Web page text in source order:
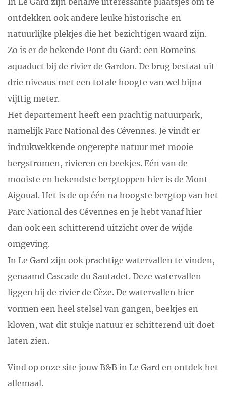
ontdekken ook andere leuke historische en
natuurlijke plekjes die het bezichtigen waard zijn.
Zo is er de bekende Pont du Gard: een Romeins
aquaduct bij de rivier de Gardon. De brug bestaat uit
drie niveaus met een totale hoogte van wel bijna
vijftig meter.
Het departement heeft een prachtig natuurpark,
namelijk Parc National des Cévennes. Je vindt er
indrukwekkende ongerepte natuur met mooie
bergstromen, rivieren en beekjes. Eén van de
mooiste en bekendste bergtoppen hier is de Mont
Aigoual. Het is de op één na hoogste bergtop van het
Parc National des Cévennes en je hebt vanaf hier
dan ook een schitterend uitzicht over de wijde
omgeving.
In Le Gard zijn ook prachtige watervallen te vinden,
genaamd Cascade du Sautadet. Deze watervallen
liggen bij de rivier de Cèze. De watervallen hier
vormen een heel stelsel van gangen, beekjes en
kloven, wat dit stukje natuur er schitterend uit doet
laten zien.
Vind op onze site jouw B&B in Le Gard en ontdek het
allemaal.